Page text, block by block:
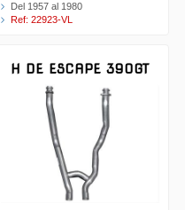
Del 1957 al 1980
Ref: 22923-VL
H DE ESCAPE 390GT